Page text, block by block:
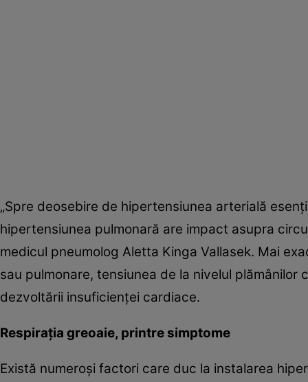
„Spre deosebire de hipertensiunea arterială
hipertensiunea pulmonară are impact asupra
medicul pneumolog Aletta Kinga Vallasek. Mai
sau pulmonare, tensiunea de la nivelul
dezvoltării insuficienţei cardiace.
Respiraţia greoaie, printre simptome
Există numeroşi factori care duc la instalarea